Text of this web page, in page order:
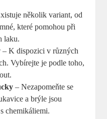
několik variant, od
které pomohou při
laku.
– K dispozici v různých
Vybírejte je podle toho,
– Nezapomeňte se
a brýle jsou
chemikáliemi.